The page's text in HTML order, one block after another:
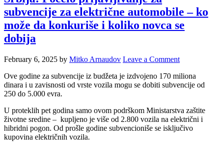
subvencije za električne automobile – ko
može da konkuriše i koliko novca se
dobija
February 6, 2025 by Mitko Arnaudov Leave a Comment
Ove godine za subvencije iz budžeta je izdvojeno 170 miliona
dinara i u zavisnosti od vrste vozila mogu se dobiti subvencije od
250 do 5.000 evra.
U proteklih pet godina samo ovom podrškom Ministarstva zaštite
životne sredine – kupljeno je više od 2.800 vozila na električni i
hibridni pogon. Od prošle godine subvencioniše se isključivo
kupovina električnih vozila.